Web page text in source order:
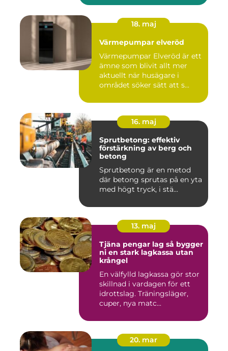
18. maj
Värmepumpar elveröd
Värmepumpar Elveröd är ett
ämne som blivit allt mer
aktuellt när husägare i
området söker sätt att s...
16. maj
Sprutbetong: effektiv
förstärkning av berg och
betong
Sprutbetong är en metod
där betong sprutas på en yta
med högt tryck, i stä...
13. maj
Tjäna pengar lag så bygger
ni en stark lagkassa utan
krångel
En välfylld lagkassa gör stor
skillnad i vardagen för ett
idrottslag. Träningsläger,
cuper, nya matc...
20. mar